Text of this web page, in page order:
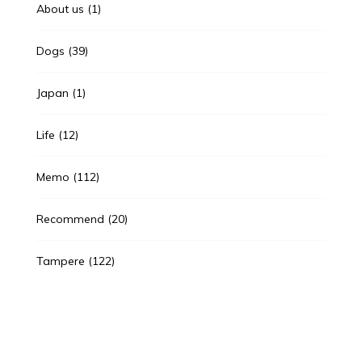
About us (1)
Dogs (39)
Japan (1)
Life (12)
Memo (112)
Recommend (20)
Tampere (122)